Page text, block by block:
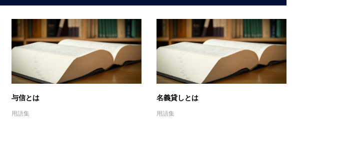
与信とは
用語集
名義貸しとは
用語集